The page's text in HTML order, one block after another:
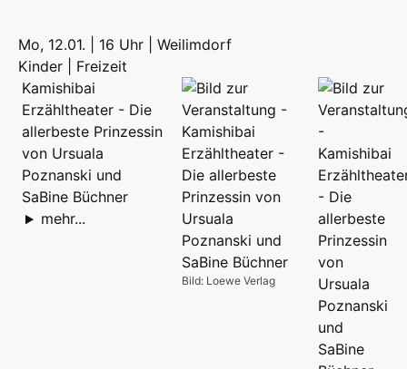
Mo, 12.01. | 16 Uhr | Weilimdorf
Kinder | Freizeit
Bild: Loewe Verlag
Kamishibai
Erzähltheater - Die
allerbeste Prinzessin
von Ursuala
Poznanski und
SaBine Büchner
mehr...